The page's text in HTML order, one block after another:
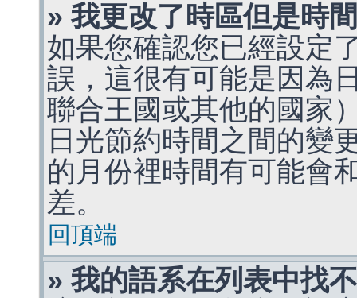
» 我更改了時區但是時
如果您確認您已經設定
誤，這很有可能是因為
聯合王國或其他的國家
日光節約時間之間的變
的月份裡時間有可能會
差。
回頂端
» 我的語系在列表中找